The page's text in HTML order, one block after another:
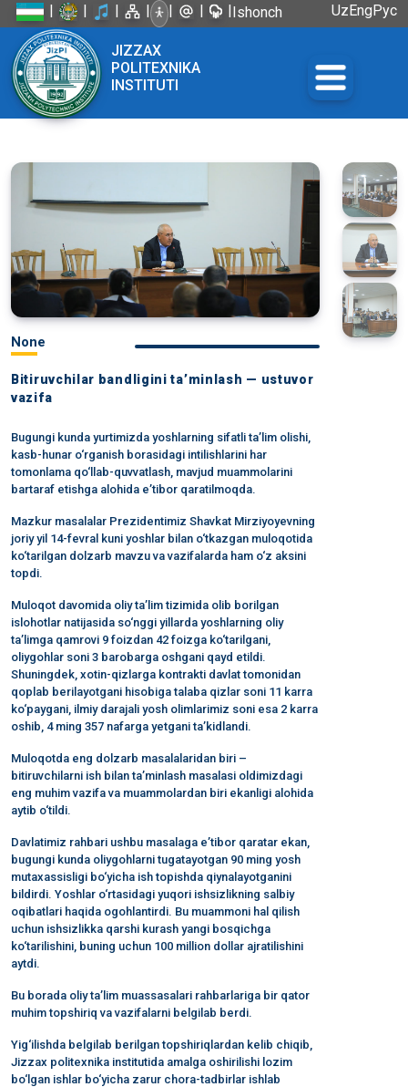
| | | | | | |Ishonch
UzEngРус
JIZZAX
POLITEXNIKA
INSTITUTI
None
Bitiruvchilar bandligini ta’minlash — ustuvor
vazifa
Bugungi kunda yurtimizda yoshlarning sifatli ta’lim olishi,
kasb-hunar o‘rganish borasidagi intilishlarini har
tomonlama qo‘llab-quvvatlash, mavjud muammolarini
bartaraf etishga alohida e’tibor qaratilmoqda.
Mazkur masalalar Prezidentimiz Shavkat Mirziyoyevning
joriy yil 14-fevral kuni yoshlar bilan o‘tkazgan muloqotida
ko‘tarilgan dolzarb mavzu va vazifalarda ham o‘z aksini
topdi.
Muloqot davomida oliy ta’lim tizimida olib borilgan
islohotlar natijasida so‘nggi yillarda yoshlarning oliy
ta’limga qamrovi 9 foizdan 42 foizga ko‘tarilgani,
oliygohlar soni 3 barobarga oshgani qayd etildi.
Shuningdek, xotin-qizlarga kontrakti davlat tomonidan
qoplab berilayotgani hisobiga talaba qizlar soni 11 karra
ko‘paygani, ilmiy darajali yosh olimlarimiz soni esa 2 karra
oshib, 4 ming 357 nafarga yetgani ta’kidlandi.
Muloqotda eng dolzarb masalalaridan biri –
bitiruvchilarni ish bilan ta’minlash masalasi oldimizdagi
eng muhim vazifa va muammolardan biri ekanligi alohida
aytib o‘tildi.
Davlatimiz rahbari ushbu masalaga e’tibor qaratar ekan,
bugungi kunda oliygohlarni tugatayotgan 90 ming yosh
mutaxassisligi bo‘yicha ish topishda qiynalayotganini
bildirdi. Yoshlar o‘rtasidagi yuqori ishsizlikning salbiy
oqibatlari haqida ogohlantirdi. Bu muammoni hal qilish
uchun ishsizlikka qarshi kurash yangi bosqichga
ko‘tarilishini, buning uchun 100 million dollar ajratilishini
aytdi.
Bu borada oliy ta’lim muassasalari rahbarlariga bir qator
muhim topshiriq va vazifalarni belgilab berdi.
Yig‘ilishda belgilab berilgan topshiriqlardan kelib chiqib,
Jizzax politexnika institutida amalga oshirilishi lozim
bo‘lgan ishlar bo‘yicha zarur chora-tadbirlar ishlab